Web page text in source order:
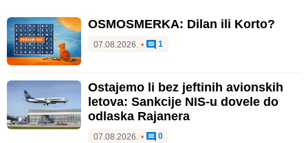
OSMOSMERKA: Dilan ili Korto?
07.08.2026. • 1
Ostajemo li bez jeftinih avionskih
letova: Sankcije NIS-u dovele do
odlaska Rajanera
07.08.2026. • 0